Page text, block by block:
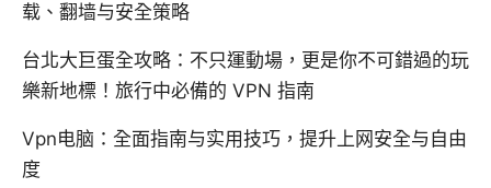
载、翻墙与安全策略
台北大巨蛋全攻略：不只運動場，更是你不可錯過的玩
樂新地標！旅行中必備的 VPN 指南
Vpn电脑：全面指南与实用技巧，提升上网安全与自由
度